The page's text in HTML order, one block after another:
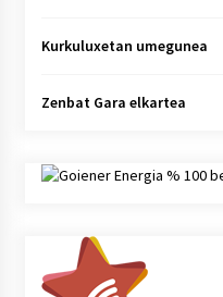
Kurkuluxetan umegunea
Zenbat Gara elkartea